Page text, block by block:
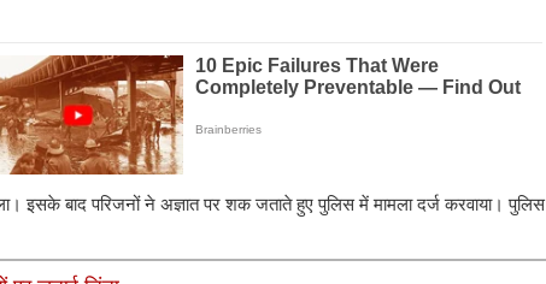
इसके बाद परिजनों ने अज्ञात पर शक जताते हुए पुलिस में मामला दर्ज करवाया। पुलिस